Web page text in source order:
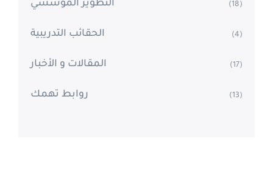
التطوير المؤسسي (18)
الحقائب التدريبية (4)
المقالات و الأخبار (17)
روابط تهمك (13)